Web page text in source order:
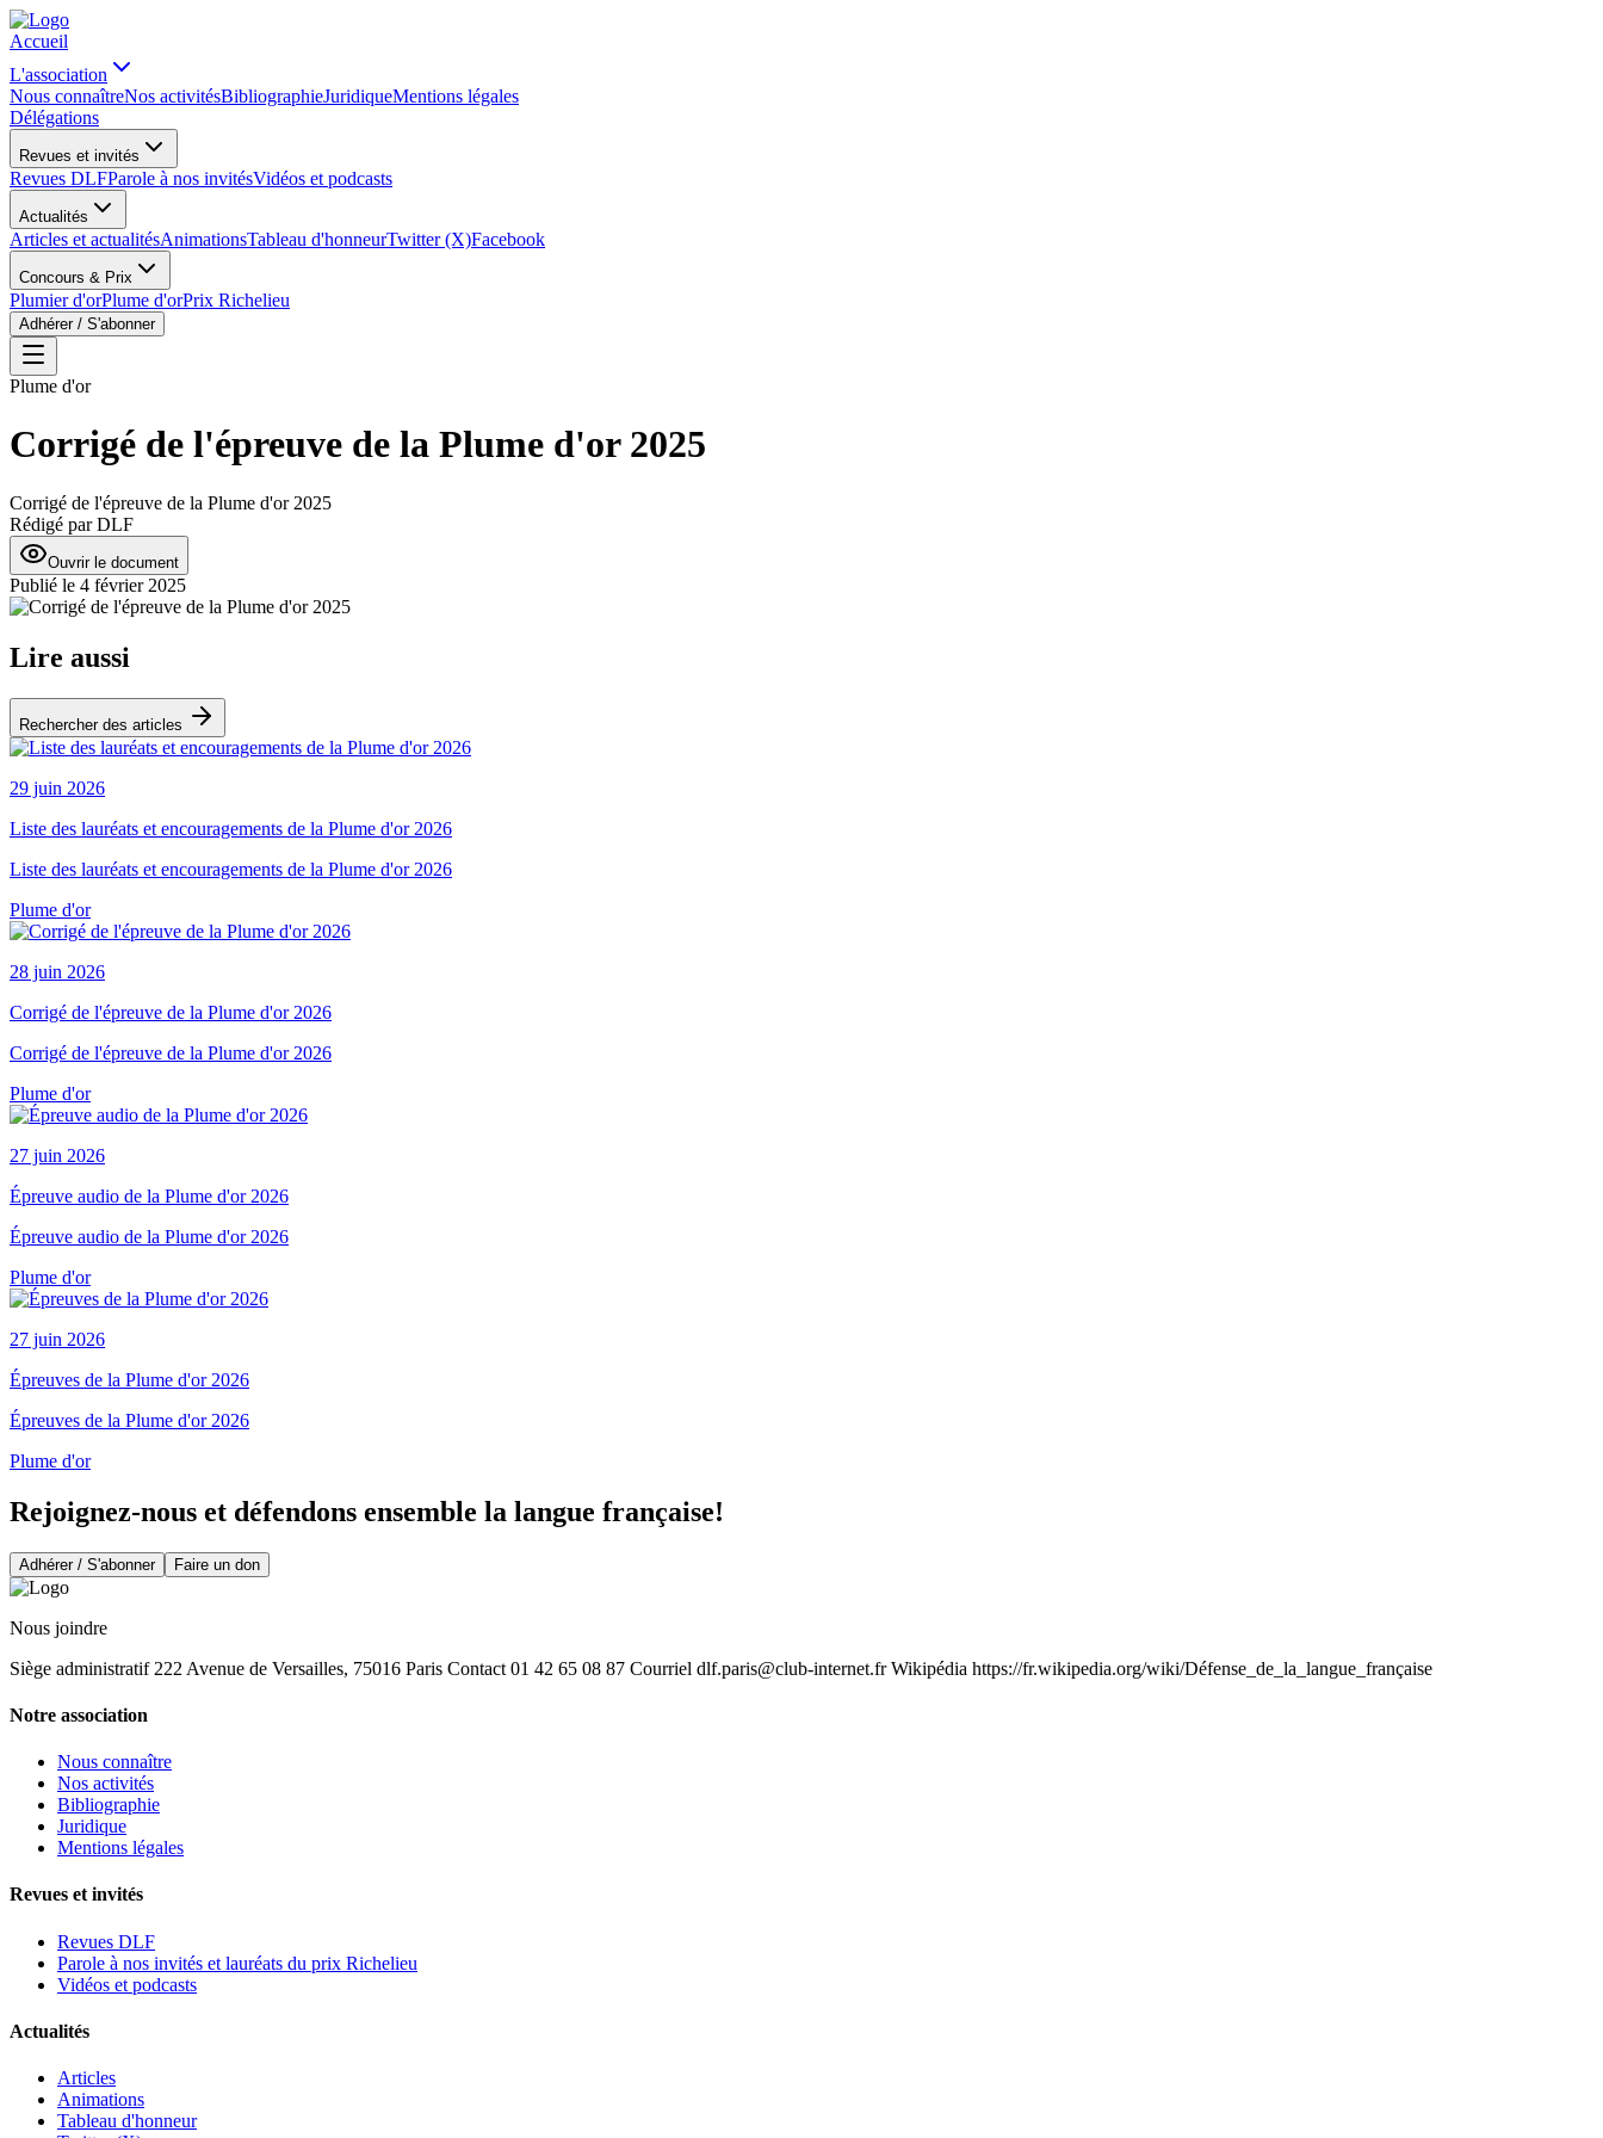
Accueil
L'association
Nous connaîtreNos activitésBibliographieJuridiqueMentions légales
Délégations
Revues et invités
Revues DLFParole à nos invitésVidéos et podcasts
Actualités
Articles et actualitésAnimationsTableau d'honneurTwitter (X)Facebook
Concours & Prix
Plumier d'orPlume d'orPrix Richelieu
Adhérer / S'abonner
Plume d'or
Corrigé de l'épreuve de la Plume d'or 2025
Corrigé de l'épreuve de la Plume d'or 2025
Rédigé parDLF
Ouvrir le document
Publié le 4 février 2025
Lire aussi
Rechercher des articles
29 juin 2026
Liste des lauréats et encouragements de la Plume d'or 2026
Liste des lauréats et encouragements de la Plume d'or 2026
Plume d'or
28 juin 2026
Corrigé de l'épreuve de la Plume d'or 2026
Corrigé de l'épreuve de la Plume d'or 2026
Plume d'or
27 juin 2026
Épreuve audio de la Plume d'or 2026
Épreuve audio de la Plume d'or 2026
Plume d'or
27 juin 2026
Épreuves de la Plume d'or 2026
Épreuves de la Plume d'or 2026
Plume d'or
Rejoignez-nous et défendons ensemble la langue française!
Adhérer / S'abonner Faire un don
Nous joindre
Siège administratif 222 Avenue de Versailles, 75016 Paris Contact 01 42 65 08 87 Courriel dlf.paris@club-internet.frWikipédia https://fr.wikipedia.org/wiki/Défense_de_la_langue_française
Notre association
Nous connaître
Nos activités
Bibliographie
Juridique
Mentions légales
Revues et invités
Revues DLF
Parole à nos invités et lauréats du prix Richelieu
Vidéos et podcasts
Actualités
Articles
Animations
Tableau d'honneur